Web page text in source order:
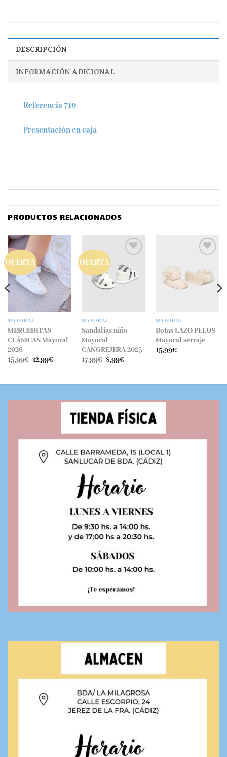
DESCRIPCIÓN
INFORMACIÓN ADICIONAL
Referencia 710
Presentación en caja
PRODUCTOS RELACIONADOS
OFERTA
MAYORAL
MERCEDITAS
CLÁSICAS Mayoral
2026
15,99€ El
12,99€El
OFERTA
MAYORAL
Sandalias niño
Mayoral
CANGREJERA 2025
17,99€ El
8,99€El
MAYORAL
Botas LAZO PELOS
Mayoral serraje
15,99€